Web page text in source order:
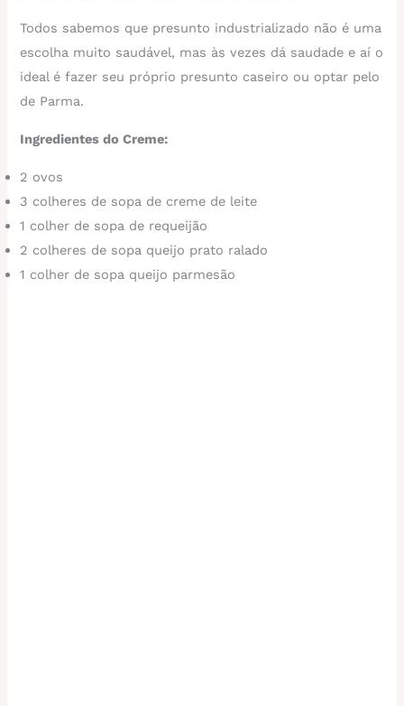
Todos sabemos que presunto industrializado não é uma
escolha muito saudável, mas às vezes dá saudade e aí o
ideal é fazer seu próprio presunto caseiro ou optar pelo
de Parma.
Ingredientes do Creme:
2 ovos
3 colheres de sopa de creme de leite
1 colher de sopa de requeijão
2 colheres de sopa queijo prato ralado
1 colher de sopa queijo parmesão